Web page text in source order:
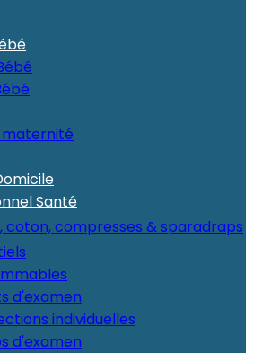
maternité
Santé
coton, compresses & sparadraps
d'examen
individuelles
d'examen